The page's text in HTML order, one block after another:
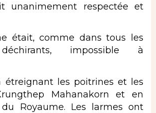
respectée et
était, comme dans tous les
impossible à
étreignant les poitrines et les
Mahanakorn et en
Royaume. Les larmes ont